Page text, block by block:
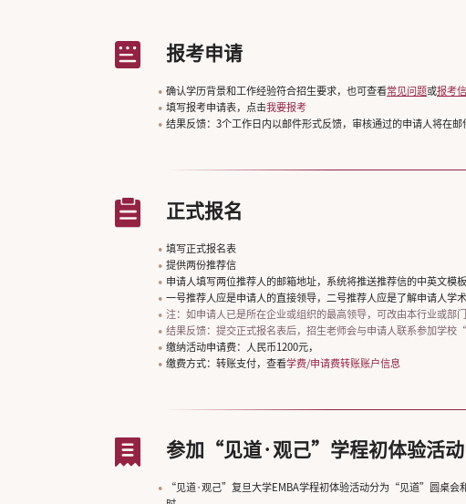
报考申请
确认学历背景和工作经验符合招生要求，也可查看常见问题或报考
填写报考申请表，点击我要报考
结果反馈：3个工作日内以邮件形式反馈，审核通过的申请人将在
正式报名
填写正式报名表
提供两份推荐信
申请人填写两位推荐人的邮箱地址，系统将推送推荐信的中英文模
一号推荐人应是申请人的直接领导，二号推荐人应是了解申请人学
注：如申请人已是所在企业或组织的最高领导，可改由本行业或部
结果反馈：提交正式报名表后，招生老师会与申请人联系参加学校
缴纳活动申请费：人民币1200元，
缴费方式：转账支付，查看学费/申请费转账账户信息
参加“见道·观己”学程初体验活动
“见道·观己”复旦大学EMBA学程初体验活动分为“见道”圆桌会